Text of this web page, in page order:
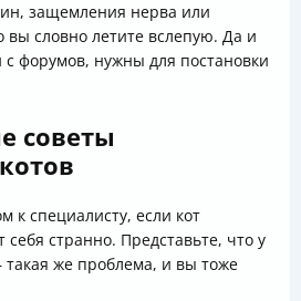
защемления нерва или
вы словно летите вслепую. Да и
форумов, нужны для постановки
советы
к специалисту, если кот
себя странно. Представьте, что у
же проблема, и вы тоже